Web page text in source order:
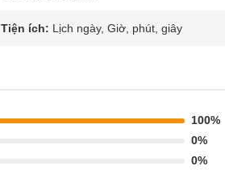
Tiện ích: Lịch ngày, Giờ, phút, giây
100%
0%
0%